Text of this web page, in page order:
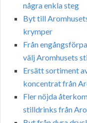
några enkla steg
Byt till
krymper
Från
välj Aromhusets
Ersätt sortiment
koncentrat från
Fler nöjda
stilldrinks från